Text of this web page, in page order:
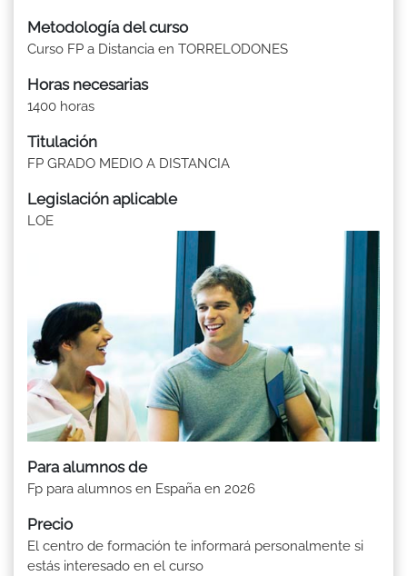
Metodología del curso
Curso FP a Distancia en TORRELODONES
Horas necesarias
1400 horas
Titulación
FP GRADO MEDIO A DISTANCIA
Legislación aplicable
LOE
Para alumnos de
Fp para alumnos en España en 2026
Precio
El centro de formación te informará personalmente si
estás interesado en el curso